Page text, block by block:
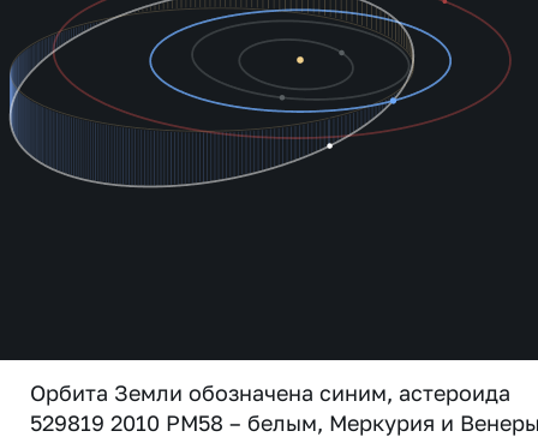
Орбита Земли обозначена синим, астероида
529819 2010 PM58 – белым, Меркурия и